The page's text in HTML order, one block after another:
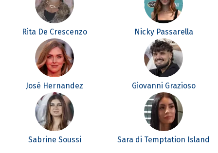
Rita De Crescenzo Nicky Passarella
José Hernandez Giovanni Grazioso
Sabrine Soussi Sara di Temptation Island